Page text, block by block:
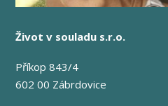
Život v souladu s.r.o.
Příkop 843/4
602 00 Zábrdovice